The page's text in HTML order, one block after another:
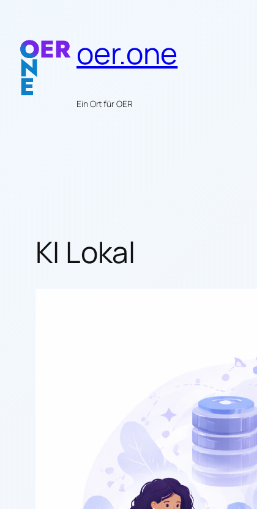
springen
oer.one
Ein Ort für OER
KI Lokal